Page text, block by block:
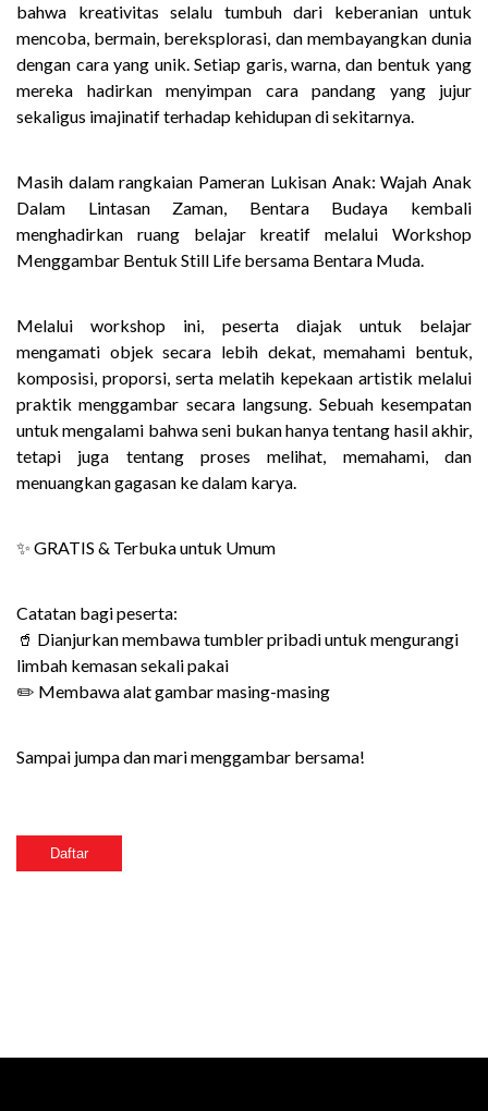
bahwa kreativitas selalu tumbuh dari keberanian untuk
mencoba, bermain, bereksplorasi, dan membayangkan dunia
dengan cara yang unik. Setiap garis, warna, dan bentuk yang
mereka hadirkan menyimpan cara pandang yang jujur
sekaligus imajinatif terhadap kehidupan di sekitarnya.
Masih dalam rangkaian Pameran Lukisan Anak: Wajah Anak
Dalam Lintasan Zaman, Bentara Budaya kembali
menghadirkan ruang belajar kreatif melalui Workshop
Menggambar Bentuk Still Life bersama Bentara Muda.
Melalui workshop ini, peserta diajak untuk belajar
mengamati objek secara lebih dekat, memahami bentuk,
komposisi, proporsi, serta melatih kepekaan artistik melalui
praktik menggambar secara langsung. Sebuah kesempatan
untuk mengalami bahwa seni bukan hanya tentang hasil akhir,
tetapi juga tentang proses melihat, memahami, dan
menuangkan gagasan ke dalam karya.
✨ GRATIS & Terbuka untuk Umum
Catatan bagi peserta:
🥤 Dianjurkan membawa tumbler pribadi untuk mengurangi
limbah kemasan sekali pakai
✏️ Membawa alat gambar masing-masing
Sampai jumpa dan mari menggambar bersama!
Daftar